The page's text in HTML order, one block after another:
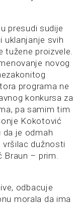
presudi sudije
uklanjanje svih
tužene proizvele.
novog
programa ne
konkursa za
pa samim tim
Kokotović
da je odmah
vršilac dužnosti
Braun – prim.
odbacuje
morala da ima